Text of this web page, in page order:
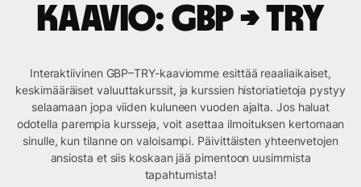
Kaavio: GBP → TRY
Interaktiivinen GBP–TRY-kaaviomme esittää reaaliaikaiset,
keskimääräiset valuuttakurssit, ja kurssien historiatietoja pystyy
selaamaan jopa viiden kuluneen vuoden ajalta. Jos haluat
odotella parempia kursseja, voit asettaa ilmoituksen kertomaan
sinulle, kun tilanne on valoisampi. Päivittäisten yhteenvetojen
ansiosta et siis koskaan jää pimentoon uusimmista
tapahtumista!